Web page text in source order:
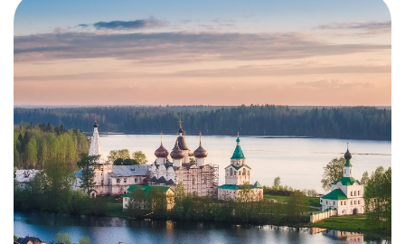
проскомидии.
благодарственную молитву Богу и Божией
Матери за оказанную милость.